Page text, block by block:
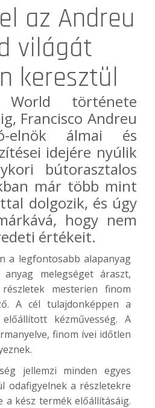
az Andreu
világát
keresztül
története
Francisco Andreu
elnök álmai és
idejére nyúlik
bútorasztalos
már több mint
dolgozik, és úgy
hogy nem
értékeit.
a legfontosabb alapanyag
melegséget áraszt,
mesterien finom
A cél tulajdonképpen a
kézművesség. A
finom ívei időtlen
jellemzi minden egyes
odafigyelnek a részletekre
a kész termék előállításáig.